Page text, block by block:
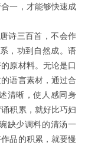
一，才能够快速成
诗三百首，不会作
，功到自然成。语
原材料。无论是口
语言素材，通过合
清晰，使人感同身
积累，就好比巧妇
缺少调料的清汤一
品的积累，就要慢